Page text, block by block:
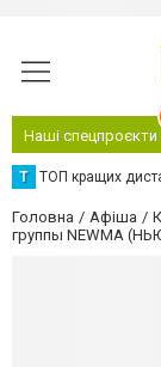
Наші спецпроєкти
Т ТОП кращих
Головна Афіша
группы NEWMA